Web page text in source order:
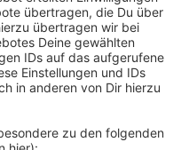
die Mitarbeiterin laut
rufen.
haben die